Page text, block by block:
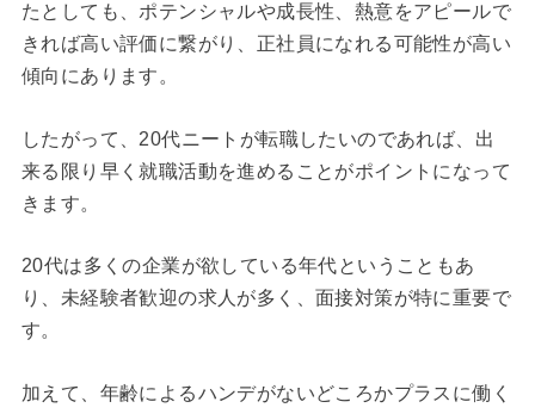
たとしても、ポテンシャルや成長性、熱意をアピールで
きれば高い評価に繋がり、正社員になれる可能性が高い
傾向にあります。
したがって、20代ニートが転職したいのであれば、出
来る限り早く就職活動を進めることがポイントになって
きます。
20代は多くの企業が欲している年代ということもあ
り、未経験者歓迎の求人が多く、面接対策が特に重要で
す。
加えて、年齢によるハンデがないどころかプラスに働く